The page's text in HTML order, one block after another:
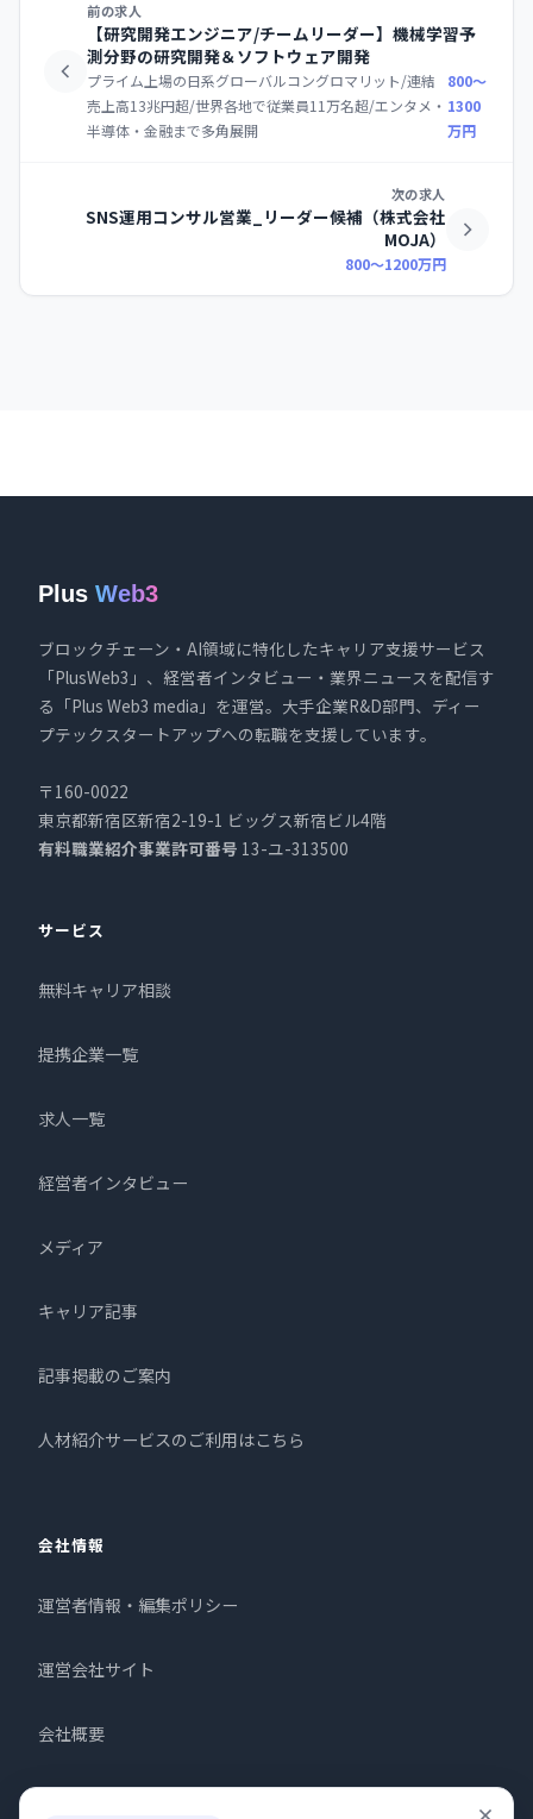
前の求人
【研究開発エンジニア/チームリーダー】機械学習予
測分野の研究開発＆ソフトウェア開発
プライム上場の日系グローバルコングロマリット/連結
売上高13兆円超/世界各地で従業員11万名超/エンタメ・
半導体・金融まで多角展開
800〜
1300
万円
次の求人
SNS運用コンサル営業_リーダー候補（株式会社
MOJA）
800〜1200万円
Plus Web3
ブロックチェーン・AI領域に特化したキャリア支援サービス
「PlusWeb3」、経営者インタビュー・業界ニュースを配信す
る「Plus Web3 media」を運営。大手企業R&D部門、ディー
プテックスタートアップへの転職を支援しています。
〒160-0022
東京都新宿区新宿2-19-1 ビッグス新宿ビル4階
有料職業紹介事業許可番号 13-ユ-313500
サービス
無料キャリア相談
提携企業一覧
求人一覧
経営者インタビュー
メディア
キャリア記事
記事掲載のご案内
人材紹介サービスのご利用はこちら
会社情報
運営者情報・編集ポリシー
運営会社サイト
会社概要